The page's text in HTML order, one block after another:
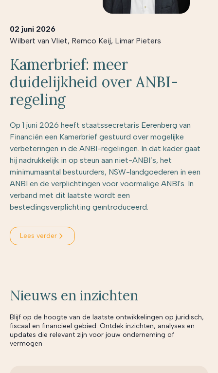
02 juni 2026
Wilbert van Vliet, Remco Keij, Limar Pieters
Kamerbrief: meer
duidelijkheid over ANBI-
regeling
Op 1 juni 2026 heeft staatssecretaris Eerenberg van
Financiën een Kamerbrief gestuurd over mogelijke
verbeteringen in de ANBI-regelingen. In dat kader gaat
hij nadrukkelijk in op steun aan niet-ANBI’s, het
minimumaantal bestuurders, NSW-landgoederen in een
ANBI en de verplichtingen voor voormalige ANBI's. In
verband met dit laatste wordt een
bestedingsverplichting geïntroduceerd.
Lees verder
Nieuws en inzichten
Blijf op de hoogte van de laatste ontwikkelingen op juridisch,
fiscaal en financieel gebied. Ontdek inzichten, analyses en
updates die relevant zijn voor jouw onderneming of
vermogen